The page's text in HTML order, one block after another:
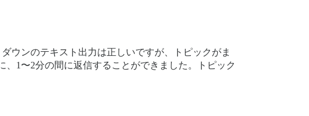
ウンのテキスト出力は正しいですが、トピックがま
1〜2分の間に返信することができました。トピック